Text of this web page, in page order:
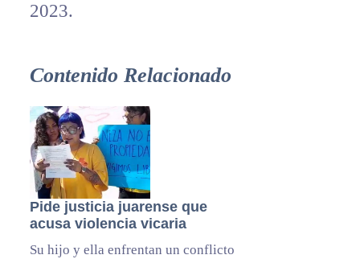
2023.
Contenido Relacionado
Pide justicia juarense que
acusa violencia vicaria
Su hijo y ella enfrentan un conflicto